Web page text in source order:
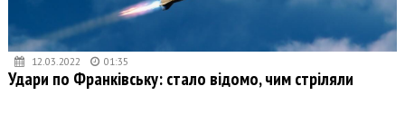
12.03.2022 01:35
Удари по Франківську: стало відомо, чим стріляли